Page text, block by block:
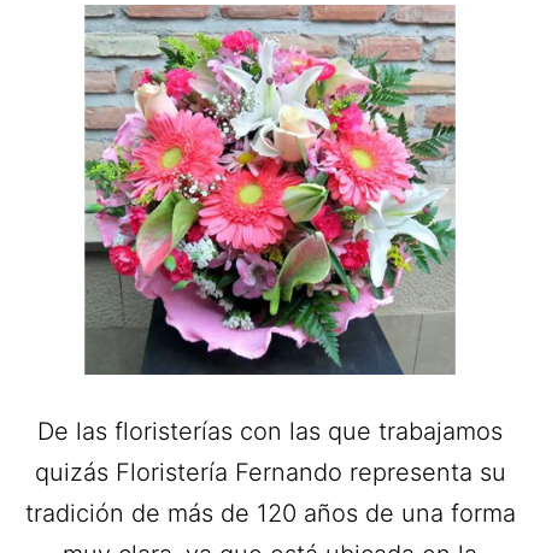
De las floristerías con las que trabajamos
quizás Floristería Fernando representa su
tradición de más de 120 años de una forma